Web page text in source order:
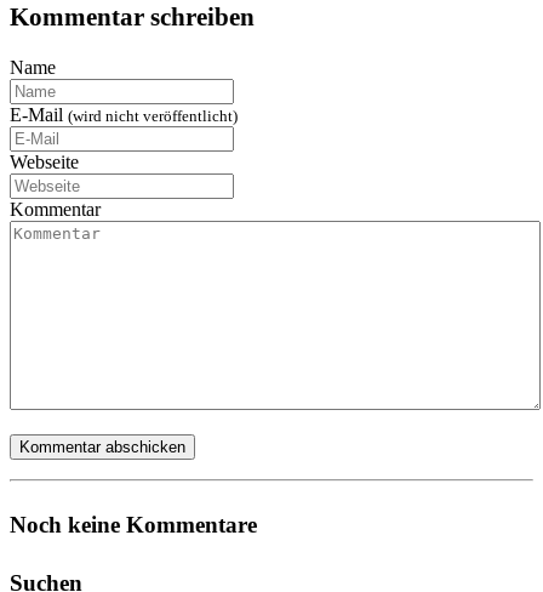
Kommentar schreiben
Name
E-Mail (wird nicht veröffentlicht)
Webseite
Kommentar
Noch keine Kommentare
Suchen